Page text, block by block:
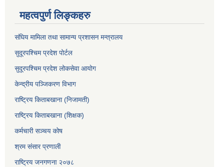
महत्वपुर्ण लिङ्कहरु
संघिय मामिला तथा सामान्य प्रशासन मन्त्रालय
सुदूरपश्चिम प्रदेश पोर्टल
सुदूरपश्‍चिम प्रदेश लोकसेवा आयोग
केन्द्रीय पञ्जिकरण विभाग
राष्ट्रिय किताबखाना (निजामती)
राष्ट्रिय किताबखाना (शिक्षक)
कर्मचारी सञ्चय कोष
श्रम संसार प्रणाली
राष्ट्रिय जनगणना २०७८